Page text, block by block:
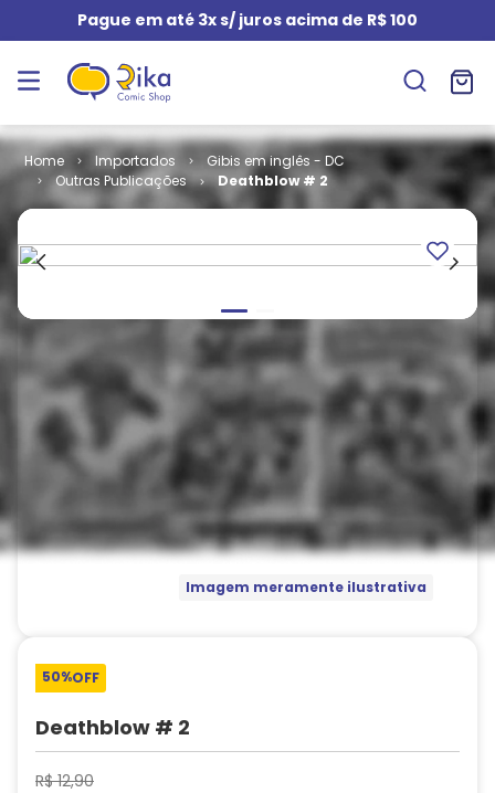
Pague em até 3x s/ juros acima de R$ 100
Importados
Gibis em inglês - DC
Outras Publicações
Deathblow # 2
Imagem meramente ilustrativa
50%OFF
Deathblow # 2
R$ 12,90